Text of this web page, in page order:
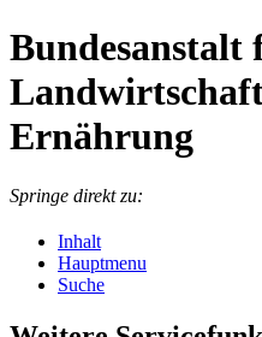
Bundesanstalt
Ernährung
Springe direkt zu:
Inhalt
Hauptmenu
Suche